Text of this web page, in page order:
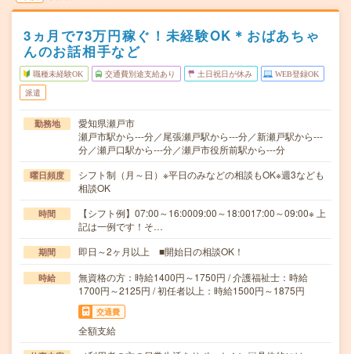
3ヵ月で73万円稼ぐ！未経験OK＊おばあちゃ
んのお話相手など
職種未経験OK 交通費別途支給あり 土日祝日が休み WEB登録OK
派遣
勤務地
愛知県瀬戸市
瀬戸市駅から---分／尾張瀬戸駅から---分／新瀬戸駅から---
分／瀬戸口駅から---分／瀬戸市役所前駅から---分
曜日頻度
シフト制（月～日）※平日のみなどの相談もOK※週3なども
相談OK
時間
【シフト例】07:00～16:0009:00～18:0017:00～09:00※ 上
記は一例です！そ…
期間 即日～2ヶ月以上 ■開始日の相談OK！
時給
無資格の方：時給1400円～1750円 / 介護福祉士：時給
1700円～2125円 / 初任者以上：時給1500円～1875円
交通費
全額支給